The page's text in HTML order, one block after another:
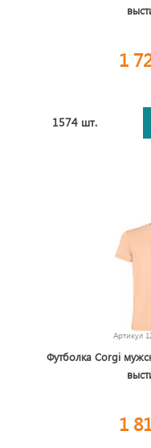
1
1574 шт.
Артикул
Футболка Corgi
1